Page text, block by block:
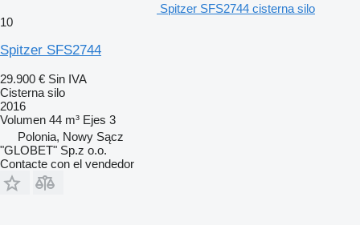
Spitzer SFS2744 cisterna silo
10
Spitzer SFS2744
29.900 € Sin IVA
Cisterna silo
2016
Volumen 44 m³ Ejes 3
Polonia, Nowy Sącz
"GLOBET" Sp.z o.o.
Contacte con el vendedor